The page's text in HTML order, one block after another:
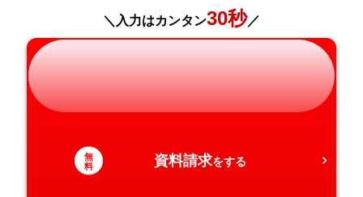
＼入力はカンタン30秒／
無
料
資料請求をする